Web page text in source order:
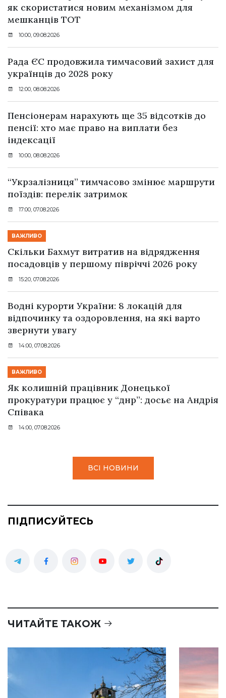
як скористатися новим механізмом для
мешканців ТОТ
10:00, 09.08.2026
Рада ЄС продовжила тимчасовий захист для
українців до 2028 року
12:00, 08.08.2026
Пенсіонерам нарахують ще 35 відсотків до
пенсії: хто має право на виплати без
індексації
10:00, 08.08.2026
“Укрзалізниця” тимчасово змінює маршрути
поїздів: перелік затримок
17:00, 07.08.2026
ВАЖЛИВО
Скільки Бахмут витратив на відрядження
посадовців у першому півріччі 2026 року
15:20, 07.08.2026
Водні курорти України: 8 локацій для
відпочинку та оздоровлення, на які варто
звернути увагу
14:00, 07.08.2026
ВАЖЛИВО
Як колишній працівник Донецької
прокуратури працює у “днр”: досьє на Андрія
Співака
14:00, 07.08.2026
ВСІ НОВИНИ
ПІДПИСУЙТЕСЬ
ЧИТАЙТЕ ТАКОЖ